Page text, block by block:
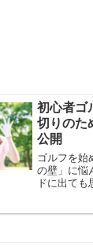
初心者ゴ
切りのた
公開
ゴルフを始
の壁」に悩
ドに出て